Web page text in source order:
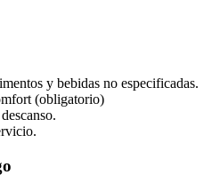
y bebidas no especificadas.
(obligatorio)